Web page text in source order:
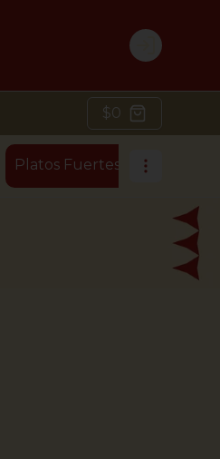
Login
$0
Platos Fuertes - Ensaladas